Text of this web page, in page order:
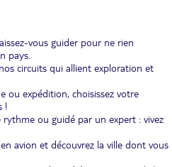
vous guider pour ne rien
pays.
circuits qui allient exploration et
ou expédition, choisissez votre
!
rythme ou guidé par un expert : vivez
avion et découvrez la ville dont vous